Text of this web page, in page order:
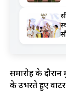
समारोह के दौरान
के उभरते हुए